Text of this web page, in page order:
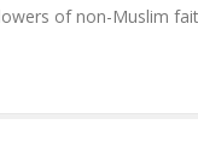
of non-Muslim